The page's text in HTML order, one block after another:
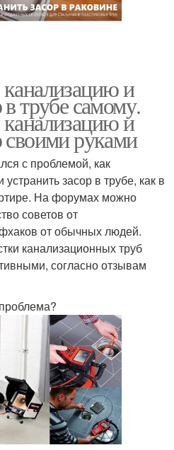
и
в трубе самому.
и
своими руками
с проблемой, как
засор в трубе, как в
На форумах можно
советов от
от обычных людей.
канализационных труб
согласно отзывам